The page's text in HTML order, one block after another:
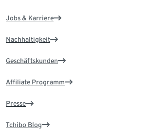
Jobs & Karriere
Nachhaltigkeit
Geschäftskunden
Affiliate Programm
Presse
Tchibo Blog